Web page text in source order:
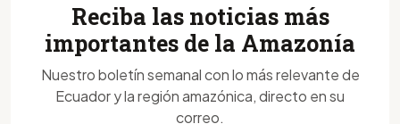
Reciba las noticias más
importantes de la Amazonía
Nuestro boletín semanal con lo más relevante de
Ecuador y la región amazónica, directo en su
correo.